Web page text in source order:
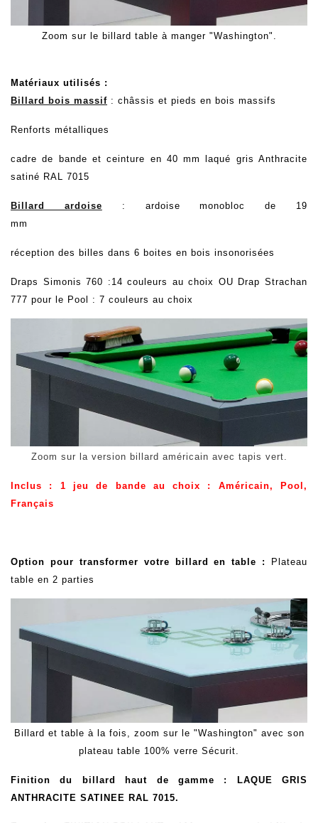
Zoom sur le billard table à manger "Washington".
Matériaux utilisés :
Billard bois massif : châssis et pieds en bois massifs
Renforts métalliques
cadre de bande et ceinture en 40 mm laqué gris Anthracite
satiné RAL 7015
Billard ardoise : ardoise monobloc de 19
mm
réception des billes dans 6 boites en bois insonorisées
Draps Simonis 760 :14 couleurs au choix OU Drap Strachan
777 pour le Pool : 7 couleurs au choix
Zoom sur la version billard américain avec tapis vert.
Inclus : 1 jeu de bande au choix : Américain, Pool,
Français
Option pour transformer votre billard en table :
Plateau
table en 2 parties
Billard et table à la fois, zoom sur le "Washington" avec son
plateau table 100% verre Sécurit.
Finition du billard haut de gamme : LAQUE GRIS
ANTHRACITE SATINEE RAL 7015.